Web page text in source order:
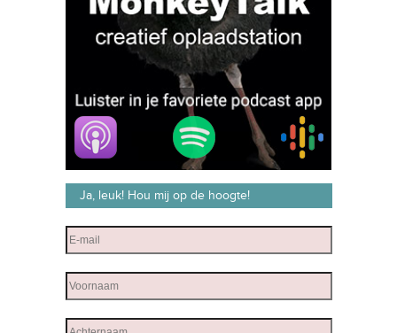
Ja, leuk! Hou mij op de hoogte!